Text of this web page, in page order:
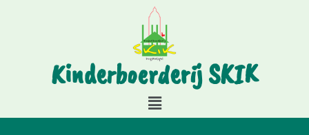
Kinderboerderij SKIK